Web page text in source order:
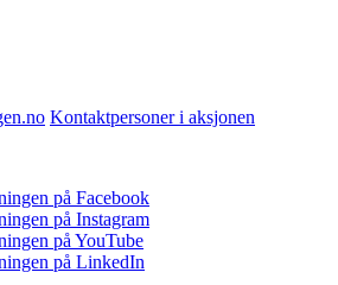
Kontaktpersoner i aksjonen